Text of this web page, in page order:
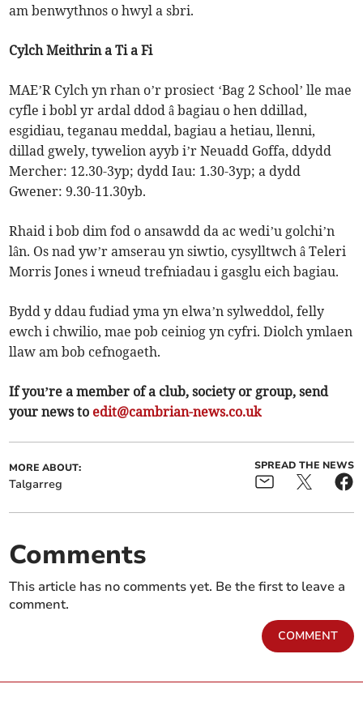
am benwythnos o hwyl a sbri.
Cylch Meithrin a Ti a Fi
MAE’R Cylch yn rhan o’r prosiect ‘Bag 2 School’ lle mae
cyfle i bobl yr ardal ddod â bagiau o hen ddillad,
esgidiau, teganau meddal, bagiau a hetiau, llenni,
dillad gwely, tywelion ayyb i’r Neuadd Goffa, ddydd
Mercher: 12.30-3yp; dydd Iau: 1.30-3yp; a dydd
Gwener: 9.30-11.30yb.
Rhaid i bob dim fod o ansawdd da ac wedi’u golchi’n
lân. Os nad yw’r amserau yn siwtio, cysylltwch â Teleri
Morris Jones i wneud trefniadau i gasglu eich bagiau.
Bydd y ddau fudiad yma yn elwa’n sylweddol, felly
ewch i chwilio, mae pob ceiniog yn cyfri. Diolch ymlaen
llaw am bob cefnogaeth.
If you’re a member of a club, society or group, send
your news to edit@cambrian-news.co.uk
MORE ABOUT:
Talgarreg
SPREAD THE NEWS
Comments
This article has no comments yet. Be the first to leave a
comment.
COMMENT